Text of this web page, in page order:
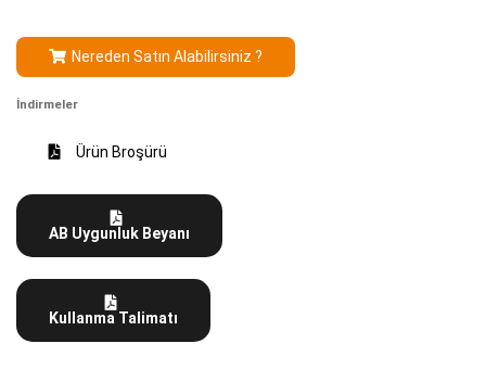
Nereden Satın Alabilirsiniz ?
İndirmeler
Ürün Broşürü
AB Uygunluk Beyanı
Kullanma Talimatı